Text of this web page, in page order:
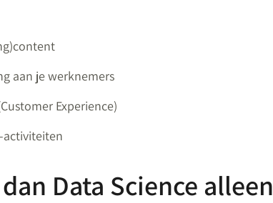
aan je werknemers
Experience)
activiteiten
Data Science alleen